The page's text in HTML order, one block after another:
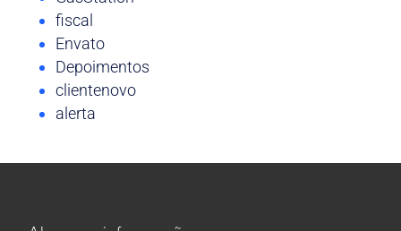
fiscal
Envato
Depoimentos
clientenovo
alerta